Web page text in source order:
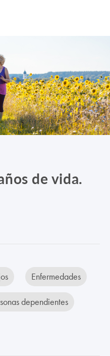
ACTUALIDADde vida.
Enfermedades
dependientes